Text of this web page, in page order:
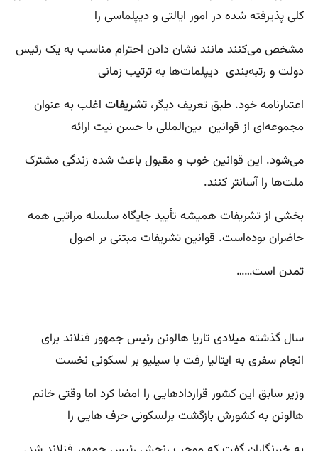
کلی پذیرفته شده در امور ایالتی و دیپلماسی را
مشخص می‌کنند مانند نشان دادن احترام مناسب به یک رئیس
دولت و رتبه‌بندی دیپلمات‌ها به ترتیب زمانی
اعتبارنامه خود. طبق تعریف دیگر، تشریفات اغلب به عنوان
مجموعه‌ای از قوانین بین‌المللی با حسن نیت ارائه
می‌شود. این قوانین خوب و مقبول باعث شده زندگی مشترک
ملت‌ها را آسانتر کنند.
بخشی از تشریفات همیشه تأیید جایگاه سلسله مراتبی همه
حاضران بوده‌است. قوانین تشریفات مبتنی بر اصول
تمدن است……
سال گذشته میلادی تاریا هالونن رئیس جمهور فنلاند برای
انجام سفری به ایتالیا رفت با سیلیو بر لسکونی نخست
وزیر سابق این کشور قراردادهایی را امضا کرد اما وقتی خانم
هالونن به کشورش بازگشت برلسکونی حرف هایی را